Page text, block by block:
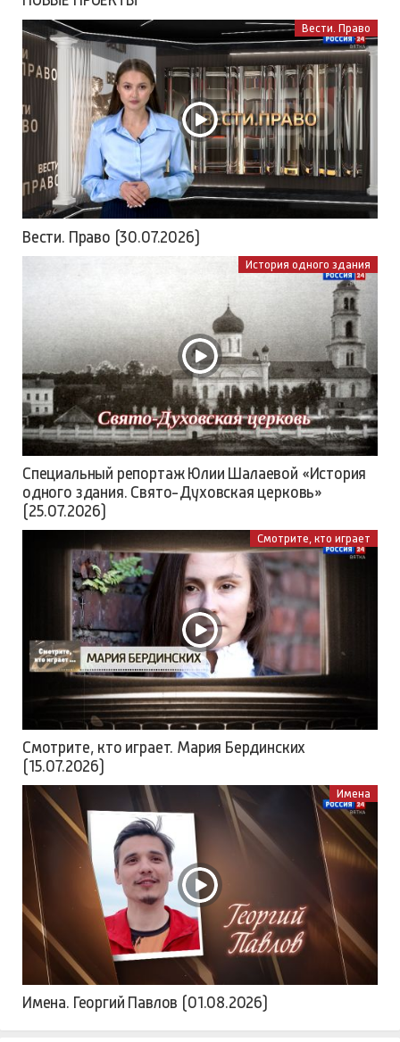
Вести. Право
Вести. Право (30.07.2026)
История одного здания
Специальный репортаж Юлии Шалаевой «История
одного здания. Свято-Духовская церковь»
(25.07.2026)
Смотрите, кто играет
Смотрите, кто играет. Мария Бердинских
(15.07.2026)
Имена
Имена. Георгий Павлов (01.08.2026)